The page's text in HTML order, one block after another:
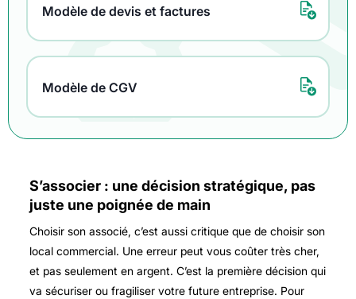
Modèle de devis et factures
Modèle de CGV
S’associer : une décision stratégique, pas
juste une poignée de main
Choisir son associé, c’est aussi critique que de choisir son
local commercial. Une erreur peut vous coûter très cher,
et pas seulement en argent. C’est la première décision qui
va sécuriser ou fragiliser votre future entreprise. Pour